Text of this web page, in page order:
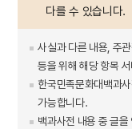
다를 수 있습니다.
사실과 다른 내용, 주
등을 위해 해당 항목
한국민족문화대백과
가능합니다.
백과사전 내용 중 글